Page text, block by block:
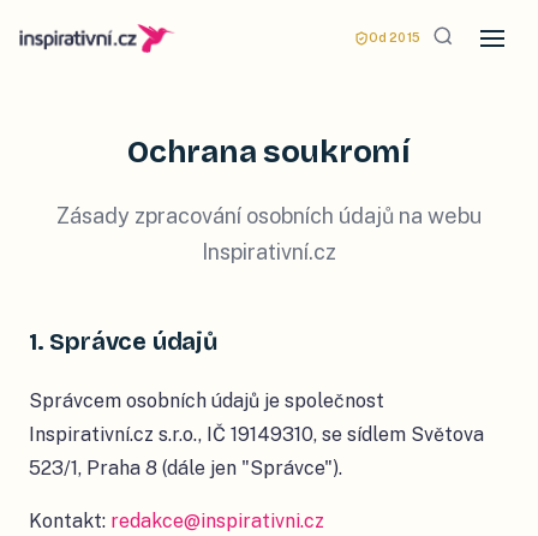
Od 2015
Ochrana soukromí
Zásady zpracování osobních údajů na webu
Inspirativní.cz
1. Správce údajů
Správcem osobních údajů je společnost
Inspirativní.cz s.r.o., IČ 19149310, se sídlem Světova
523/1, Praha 8 (dále jen "Správce").
Kontakt: redakce@inspirativni.cz